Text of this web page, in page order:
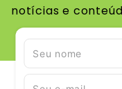
notícias e